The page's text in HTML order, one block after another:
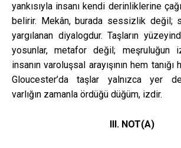
yankısıyla insanı kendi derinliklerine
belirir. Mekân, burada sessizlik değil;
yargılanan diyalogdur. Taşların
yosunlar, metafor değil; meşruluğun
insanın varoluşsal arayışının hem
Gloucester’da taşlar yalnızca yer
varlığın zamanla ördüğü düğüm, izdir.
III. NOT(A)